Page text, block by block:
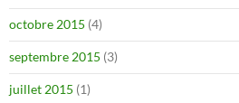
octobre 2015 (4)
septembre 2015 (3)
juillet 2015 (1)